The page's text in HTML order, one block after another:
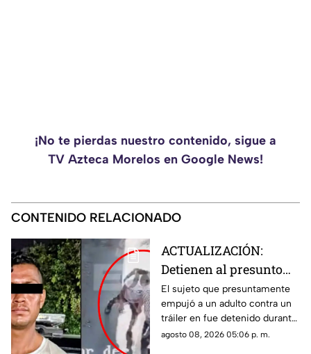
¡No te pierdas nuestro contenido, sigue a
TV Azteca Morelos en Google News!
CONTENIDO RELACIONADO
ACTUALIZACIÓN:
Detienen al presunto
responsable que
empujó a un hombre de
la tercera edad contra
un tráiler
El sujeto que presuntamente
empujó a un adulto contra un
tráiler en fue detenido durante
la madrugada de este sábado 8
agosto 08, 2026 05:06 p. m.